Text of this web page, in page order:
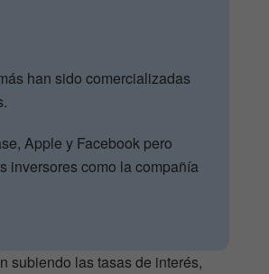
han sido comercializadas
Apple y Facebook pero
inversores como la compañía
subiendo las tasas de interés,